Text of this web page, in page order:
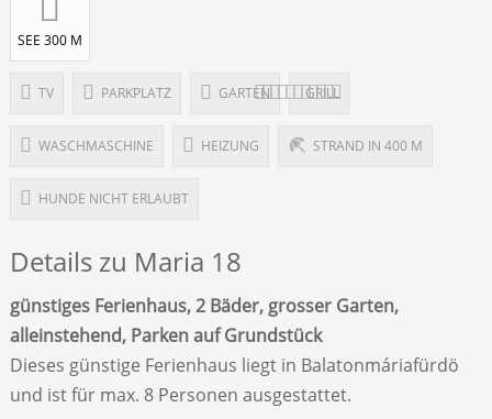
SEE 300 M
TV PARKPLATZ GARTEN GRILL
WASCHMASCHINE HEIZUNG STRAND IN 400 M
HUNDE NICHT ERLAUBT
Details zu Maria 18
günstiges Ferienhaus, 2 Bäder, grosser Garten,
alleinstehend, Parken auf Grundstück
Dieses günstige Ferienhaus liegt in Balatonmáriafürdö
und ist für max. 8 Personen ausgestattet.